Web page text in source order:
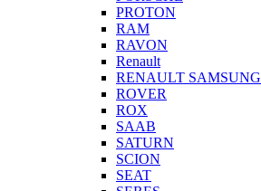
PROTON
RAM
RAVON
Renault
RENAULT SAMSUNG
ROVER
ROX
SAAB
SATURN
SCION
SEAT